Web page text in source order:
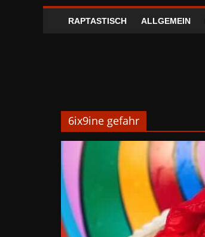
RAPTASTISCH ALLGEMEIN
6ix9ine gefahr